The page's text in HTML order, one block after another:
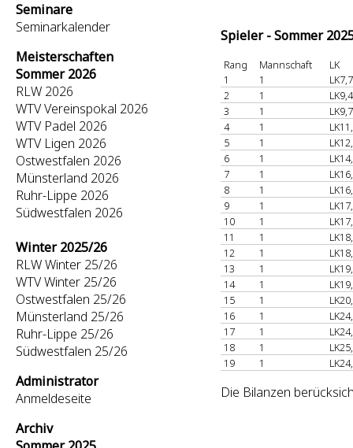
Seminare
Seminarkalender
Meisterschaften
Sommer 2026
RLW 2026
WTV Vereinspokal 2026
WTV Padel 2026
WTV Ligen 2026
Ostwestfalen 2026
Münsterland 2026
Ruhr-Lippe 2026
Südwestfalen 2026
Winter 2025/26
RLW Winter 25/26
WTV Winter 25/26
Ostwestfalen 25/26
Münsterland 25/26
Ruhr-Lippe 25/26
Südwestfalen 25/26
Administrator
Anmeldeseite
Archiv
Spieler - Sommer
Rang Mannschaft
LK
1
1
LK7,7
2
1
LK9,4
3
1
LK9,7
4
1
5
1
6
1
7
1
8
1
9
1
10
1
11
1
12
1
13
1
14
1
15
1
16
1
17
1
18
1
19
1
Die Bilanzen